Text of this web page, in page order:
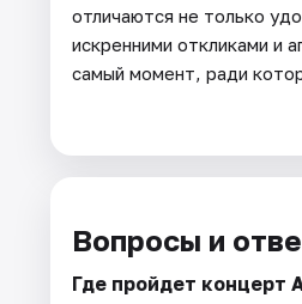
отличаются не только
искренними откликами и
самый момент, ради
Вопросы и
Где пройдет концерт